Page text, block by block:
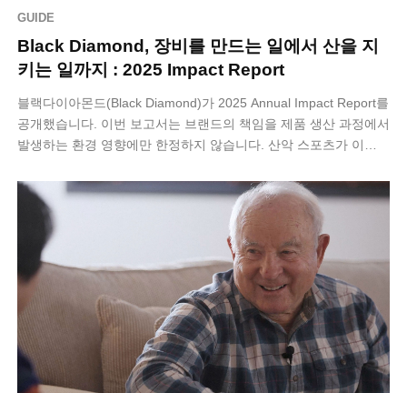
GUIDE
Black Diamond, 장비를 만드는 일에서 산을 지
키는 일까지 : 2025 Impact Report
블랙다이아몬드(Black Diamond)가 2025 Annual Impact Report를
공개했습니다. 이번 보고서는 브랜드의 책임을 제품 생산 과정에서
발생하는 환경 영향에만 한정하지 않습니다. 산악 스포츠가 이…